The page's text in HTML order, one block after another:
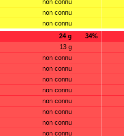
non connu
non connu
non connu
24 g
34%
13 g
non connu
non connu
non connu
non connu
non connu
non connu
non connu
non connu